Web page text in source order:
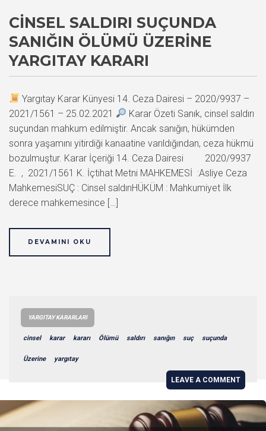
CINSEL SALDIRI SUÇUNDA
SANIĞIN ÖLÜMÜ ÜZERINE
YARGITAY KARARI
Yargıtay Karar Künyesi 14. Ceza Dairesi – 2020/9937 –
2021/1561 – 25.02.2021
Karar Özeti Sanık, cinsel saldırı
suçundan mahkum edilmiştir. Ancak sanığın, hükümden
sonra yaşamını yitirdiği kanaatine varıldığından, ceza hükmü
bozulmuştur. Karar İçeriği 14. Ceza Dairesi 2020/9937
E. , 2021/1561 K. İçtihat Metni MAHKEMESİ :Asliye Ceza
MahkemesiSUÇ : Cinsel saldırıHÜKÜM : Mahkumiyet İlk
derece mahkemesince […]
DEVAMINI OKU
YARGITAY KARARLARI
cinsel karar kararı Ölümü saldırı sanığın suç suçunda
Üzerine yargıtay
LEAVE A COMMENT